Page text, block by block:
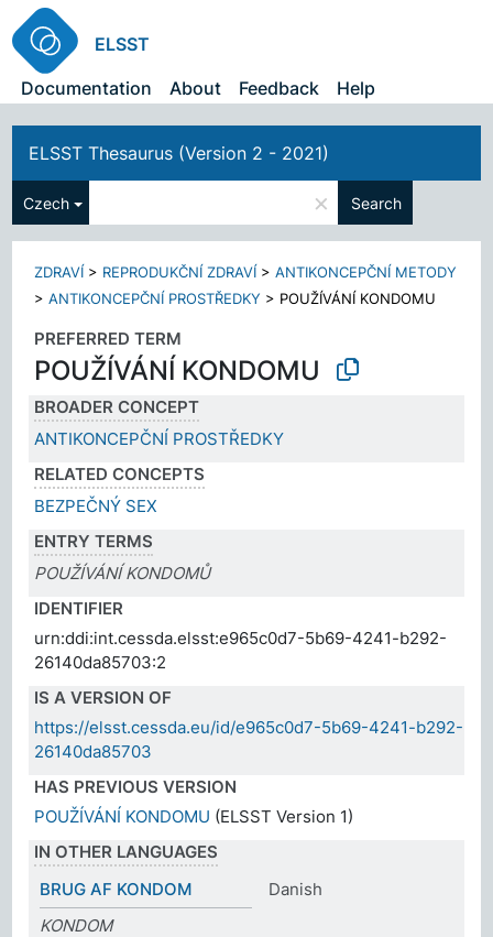
ELSST
Documentation
About Feedback Help
ELSST Thesaurus (Version 2 - 2021)
Czech × Search
ZDRAVÍ > REPRODUKČNÍ ZDRAVÍ >ANTIKONCEPČNÍ METODY
>ANTIKONCEPČNÍ PROSTŘEDKY > POUŽÍVÁNÍ KONDOMU
PREFERRED TERM
POUŽÍVÁNÍ KONDOMU
BROADER CONCEPT
ANTIKONCEPČNÍ PROSTŘEDKY
RELATED CONCEPTS
BEZPEČNÝ SEX
ENTRY TERMS
POUŽÍVÁNÍ KONDOMŮ
IDENTIFIER
urn:ddi:int.cessda.elsst:e965c0d7-5b69-4241-b292-
26140da85703:2
IS A VERSION OF
https://elsst.cessda.eu/id/e965c0d7-5b69-4241-b292-
26140da85703
HAS PREVIOUS VERSION
POUŽÍVÁNÍ KONDOMU (ELSST Version 1)
IN OTHER LANGUAGES
BRUG AF KONDOM
Danish
KONDOM